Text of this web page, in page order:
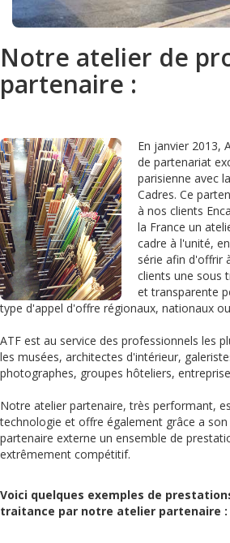
Notre atelier de
partenaire :
En janvier 2013,
de partenariat
parisienne avec
Cadres. Ce
à nos clients
la France un
cadre à l'unité,
série afin d'offrir
clients une sous
et transparente
type d'appel d'offre régionaux, nationaux
ATF est au service des professionnels les
les musées, architectes d'intérieur,
photographes, groupes hôteliers,
Notre atelier partenaire, très performant,
technologie et offre également grâce a
partenaire externe un ensemble de
extrêmement compétitif.
Voici quelques exemples de
traitance par notre atelier partenaire :